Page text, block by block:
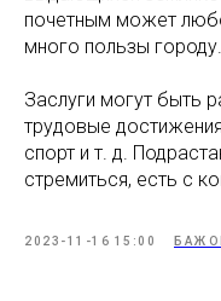
почетным может
много пользы городу.
Заслуги могут быть
трудовые
спорт и т. д.
стремиться, есть с
2023-11-16 15:00